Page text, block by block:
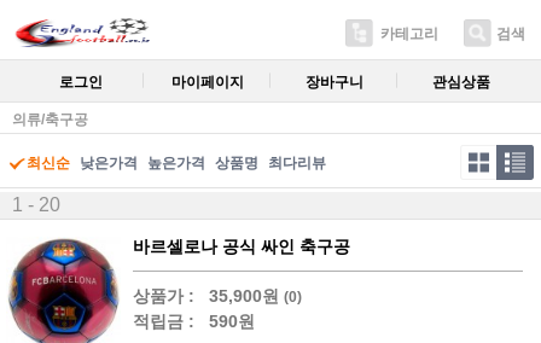
카테고리 검색
로그인 마이페이지 장바구니 관심상품
의류/축구공
최신순 낮은가격 높은가격 상품명 최다리뷰
1 - 20
바르셀로나 공식 싸인 축구공
상품가 : 35,900원 (0)
적립금 : 590원